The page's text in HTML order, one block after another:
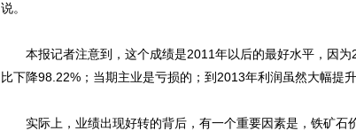
说。
本报记者注意到，这个成绩是2011年以后的最好水平，因为
比下降98.22%；当期主业是亏损的；到2013年利润虽然大幅提
实际上，业绩出现好转的背后，有一个重要因素是，铁矿石